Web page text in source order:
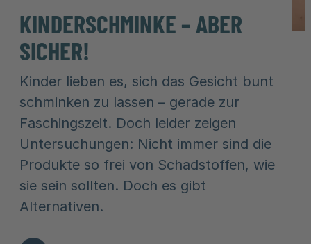
KINDERSCHMINKE – ABER
SICHER!
Kinder lieben es, sich das Gesicht bunt
schminken zu lassen – gerade zur
Faschingszeit. Doch leider zeigen
Untersuchungen: Nicht immer sind die
Produkte so frei von Schadstoffen, wie
sie sein sollten. Doch es gibt
Alternativen.